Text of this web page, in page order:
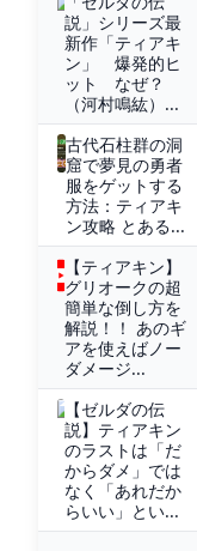
説」シリーズ最
新作「ティアキ
ン」 爆発的ヒ
ット なぜ？
（河村鳴紘）...
古代石柱群の洞
窟で夢見の勇者
服をゲットする
方法：ティアキ
ン攻略 とある...
【ティアキン】
グリオークの超
簡単な倒し方を
解説！！ あのギ
アを使えばノー
ダメージ...
【ゼルダの伝
説】ティアキン
のラストは「だ
からダメ」では
なく「あれだか
らいい」とい...